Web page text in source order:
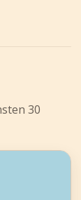
30